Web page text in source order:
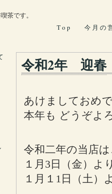
茶です。
T o p
今 月 の
令和2年 迎春
あけましておめ
本年も どうぞよ
令和二年の当店
１月3日（金）よ
１月１1日（土）